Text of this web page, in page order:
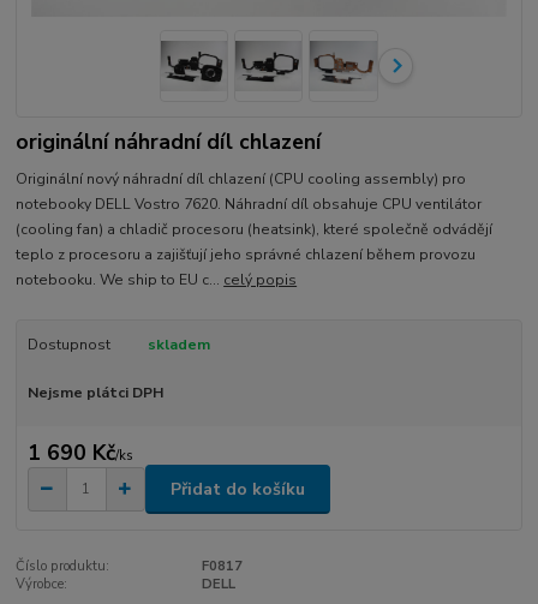
originální náhradní díl chlazení
Originální nový náhradní díl chlazení (CPU cooling assembly) pro
notebooky DELL Vostro 7620. Náhradní díl obsahuje CPU ventilátor
(cooling fan) a chladič procesoru (heatsink), které společně odvádějí
teplo z procesoru a zajišťují jeho správné chlazení během provozu
notebooku. We ship to EU c... celý popis
Dostupnost skladem
Nejsme plátci DPH
1 690 Kč/ks
Přidat do košíku
Číslo produktu:
F0817
Výrobce:
DELL